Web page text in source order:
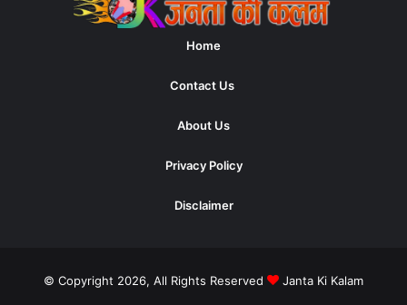
Home
Contact Us
About Us
Privacy Policy
Disclaimer
© Copyright 2026, All Rights Reserved Janta Ki Kalam